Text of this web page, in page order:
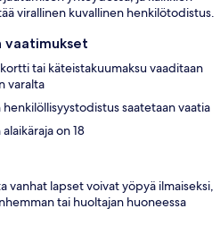
virallinen kuvallinen henkilötodistus.
vaatimukset
tai käteistakuumaksu vaaditaan
varalta
saatetaan vaatia
on 18
vanhat lapset voivat yöpyä ilmaiseksi,
tai huoltajan huoneessa